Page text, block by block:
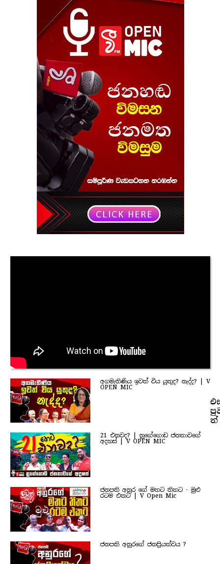
අගමැතිණිය ඉවත් විය යුතුද? නැද්ද? | V
OPEN MIC
21 එනවද? | නුගේගොඩ ජනතාවගේ
අදහස් | V OPEN MIC
ජනපති අනුර ගේ මතට තිතට - මුළු
රටම එකට | V Open Mic
ජනපති අනුරගේ ජනප්‍රියත්වය ?
ත්